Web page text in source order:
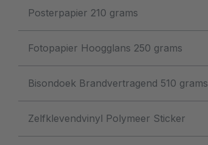
Posterpapier 210 grams
Fotopapier Hoogglans 250 grams
Bisondoek Brandvertragend 510 grams
Zelfklevendvinyl Polymeer Sticker